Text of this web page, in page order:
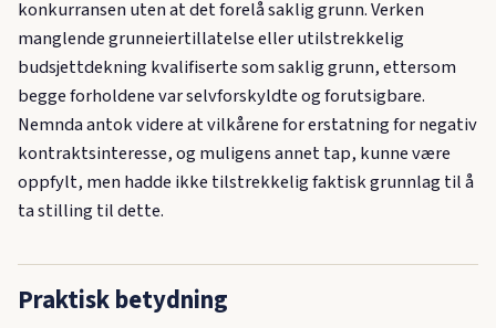
konkurransen uten at det forelå saklig grunn. Verken
manglende grunneier­tillatelse eller utilstrekkelig
budsjettdekning kvalifiserte som saklig grunn, ettersom
begge forholdene var selvforskyldte og forutsigbare.
Nemnda antok videre at vilkårene for erstatning for negativ
kontraktsinteresse, og muligens annet tap, kunne være
oppfylt, men hadde ikke tilstrekkelig faktisk grunnlag til å
ta stilling til dette.
Praktisk betydning